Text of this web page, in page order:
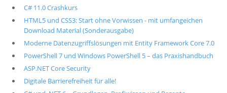
C# 11.0 Crashkurs
HTML5 und CSS3: Start ohne Vorwissen - mit umfangeichen
Download Material (Sonderausgabe)
Moderne Datenzugriffslösungen mit Entity Framework Core 7.0
PowerShell 7 und Windows PowerShell 5 – das Praxishandbuch
ASP.NET Core Security
Digitale Barrierefreiheit für alle!